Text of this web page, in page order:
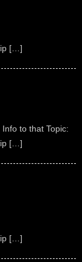
[…]
to that Topic:
[…]
[…]